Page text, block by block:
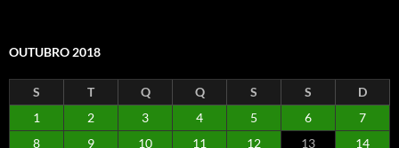
OUTUBRO 2018
S T Q Q S S
D
1
2 3 4 5 6
7
8
9 10 11 12 13 14